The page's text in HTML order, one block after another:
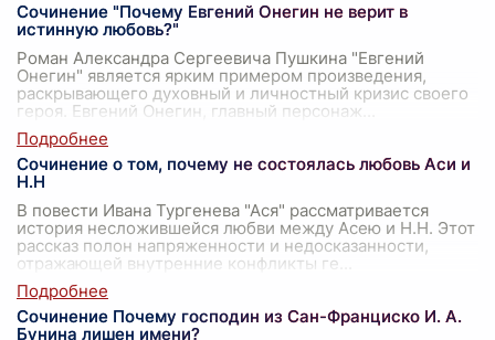
Сочинение "Почему Евгений Онегин не верит в
истинную любовь?"
Роман Александра Сергеевича Пушкина "Евгений
Онегин" является ярким примером произведения,
раскрывающего духовный и личностный кризис своего
героя. Евгений Онегин, главный персонаж
Сочинение о том, почему не состоялась любовь Аси и
Н.Н
В повести Ивана Тургенева "Ася" рассматривается
история несложившейся любви между Асею и Н.Н. Этот
рассказ полон напряженности и недосказанности,
отражающей внутренние конфликты ге
Сочинение Почему господин из Сан-Франциско И. А.
Бунина лишен имени?